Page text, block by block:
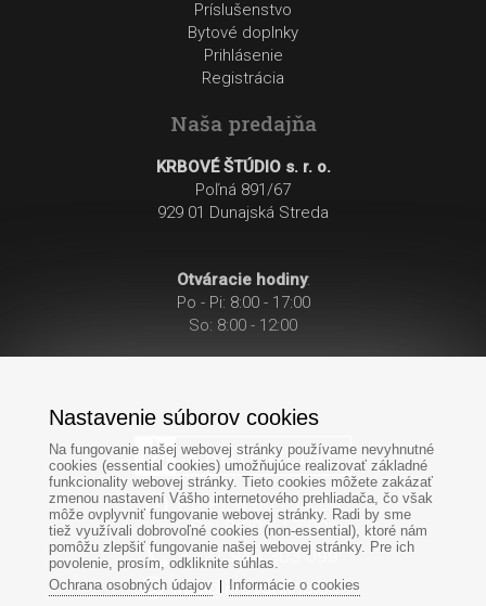
Príslušenstvo
Bytové doplnky
Prihlásenie
Registrácia
Naša predajňa
KRBOVÉ ŠTÚDIO s. r. o.
Poľná 891/67
929 01 Dunajská Streda
Otváracie hodiny:
Po - Pi: 8:00 - 17:00
So: 8:00 - 12:00
Po-Pi: 8:00 - 17:00
So: 8:00 - 12:00
+421949303 099
Nastavenie súborov cookies
Na fungovanie našej webovej stránky používame nevyhnutné
cookies (essential cookies) umožňujúce realizovať základné
funkcionality webovej stránky. Tieto cookies môžete zakázať
zmenou nastavení Vášho internetového prehliadača, čo však
môže ovplyvniť fungovanie webovej stránky. Radi by sme
tiež využívali dobrovoľné cookies (non-essential), ktoré nám
pomôžu zlepšiť fungovanie našej webovej stránky. Pre ich
povolenie, prosím, odkliknite súhlas.
Ochrana osobných údajov| Informácie o cookies